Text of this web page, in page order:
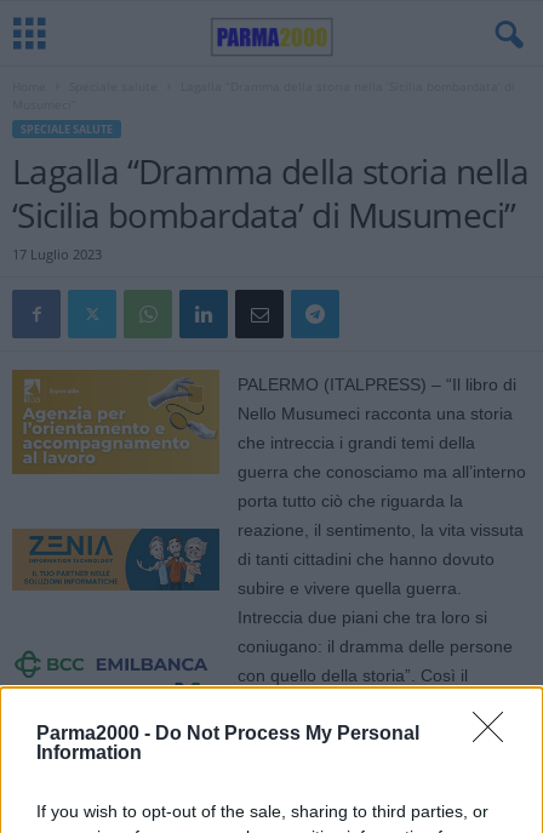
Parma2000 - Do Not Process My Personal
Information
If you wish to opt-out of the sale, sharing to third parties, or
SPECIALE SALUTE
Lagalla “Dramma della storia nella
‘Sicilia bombardata’ di Musumeci”
17 Luglio 2023
PALERMO (ITALPRESS) – “Il libro di
Nello Musumeci racconta una storia
che intreccia i grandi temi della
guerra che conosciamo ma all’interno
porta tutto ciò che riguarda la
reazione, il sentimento, la vita vissuta
di tanti cittadini che hanno dovuto
subire e vivere quella guerra.
Intreccia due piani che tra loro si
coniugano: il dramma delle persone
con quello della storia”. Così il
cl4/vbo/sat